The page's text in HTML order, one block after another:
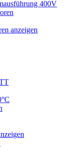
400V
anzeigen